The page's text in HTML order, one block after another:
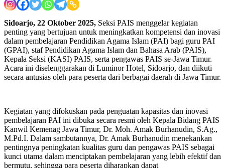
Sidoarjo, 22 Oktober 2025, Seksi PAIS menggelar kegiatan
penting yang bertujuan untuk meningkatkan kompetensi dan inovasi
dalam pembelajaran Pendidikan Agama Islam (PAI) bagi guru PAI
(GPAI), staf Pendidikan Agama Islam dan Bahasa Arab (PAIS),
Kepala Seksi (KASI) PAIS, serta pengawas PAIS se-Jawa Timur.
Acara ini diselenggarakan di Luminor Hotel, Sidoarjo, dan diikuti
secara antusias oleh para peserta dari berbagai daerah di Jawa Timur.
Kegiatan yang difokuskan pada penguatan kapasitas dan inovasi
pembelajaran PAI ini dibuka secara resmi oleh Kepala Bidang PAIS
Kanwil Kemenag Jawa Timur, Dr. Moh. Amak Burhanudin, S.Ag.,
M.Pd.I. Dalam sambutannya, Dr. Amak Burhanudin menekankan
pentingnya peningkatan kualitas guru dan pengawas PAIS sebagai
kunci utama dalam menciptakan pembelajaran yang lebih efektif dan
bermutu, sehingga para peserta diharapkan dapat